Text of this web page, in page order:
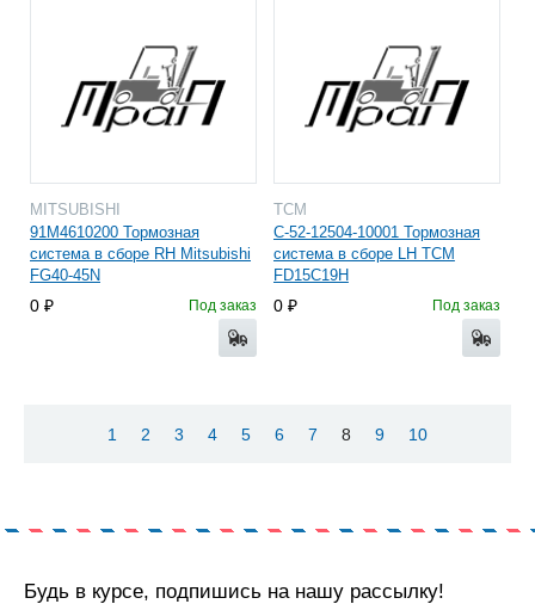
MITSUBISHI
91M4610200 Тормозная
система в сборе RH Mitsubishi
FG40-45N
0 Под заказ
TCM
C-52-12504-10001 Тормозная
система в сборе LH TCM
FD15C19H
0 Под заказ
1 2 3 4 5 6 7 8 9 10
Будь в курсе, подпишись на нашу рассылку!